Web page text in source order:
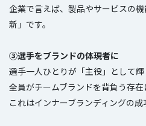
企業で言えば、製品やサービスの
新」です。
③選手をブランドの体現者に
選手一人ひとりが「主役」として輝
全員がチームブランドを背負う存在
これはインナーブランディングの成